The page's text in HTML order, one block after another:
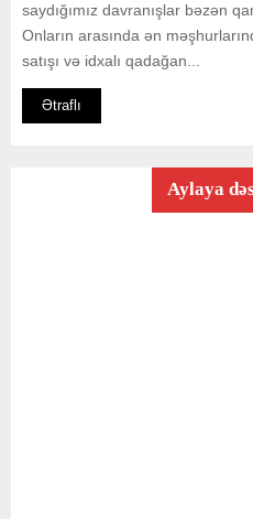
saydığımız davranışlar bəzən
Onların arasında ən
satışı və idxalı qadağan...
Ətraflı
Aylaya